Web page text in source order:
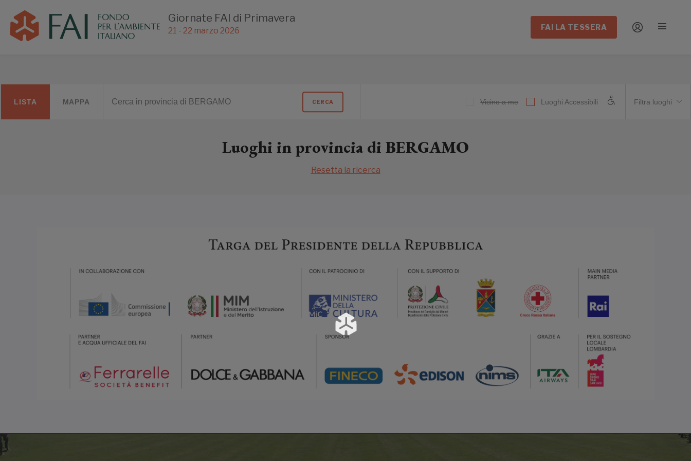
Giornate FAI di Primavera
21 - 22 marzo 2026 FAI LA TESSERA
LISTA MAPPA CERCA Vicino a me Luoghi Accessibili Filtra luoghi
Luoghi in provincia di BERGAMO
Resetta la ricerca